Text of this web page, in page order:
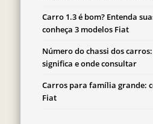
Carro 1.3 é bom? Entenda
conheça 3 modelos Fiat
Número do chassi dos
significa e onde consultar
Carros para família grande:
Fiat